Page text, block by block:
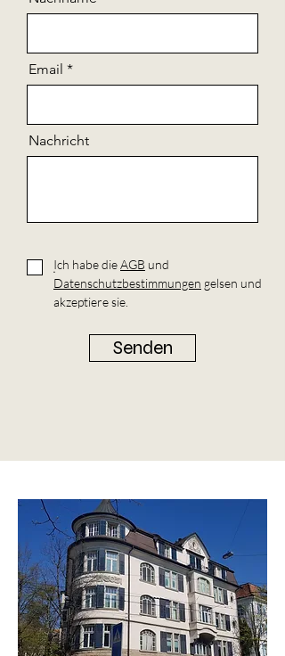
Email
Nachricht
Ich habe dieAGB und
Datenschutzbestimmungen gelsen und
akzeptiere sie.
.
Senden